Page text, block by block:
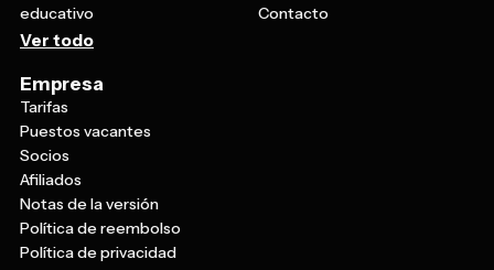
educativo
Ver todo
Contacto
Empresa
Tarifas
Puestos vacantes
Socios
Afiliados
Notas de la versión
Política de reembolso
Política de privacidad